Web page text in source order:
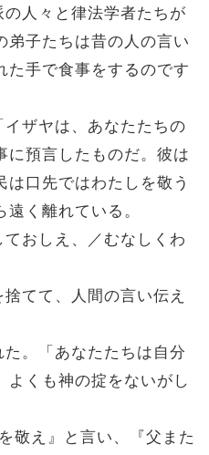
人々と律法学者たちが
弟子たちは昔の人の言い
た手で食事をするのです
ザヤは、あなたたちの
に預言したものだ。彼は
は口先ではわたしを敬う
く離れている。
おしえ、／むなしくわ
てて、人間の言い伝え
。「あなたたちは自分
よくも神の掟をないがし
敬え』と言い、『父また